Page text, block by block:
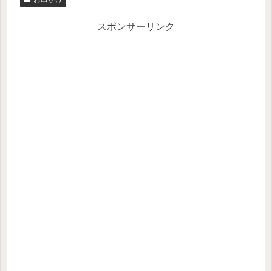
スポンサーリンク